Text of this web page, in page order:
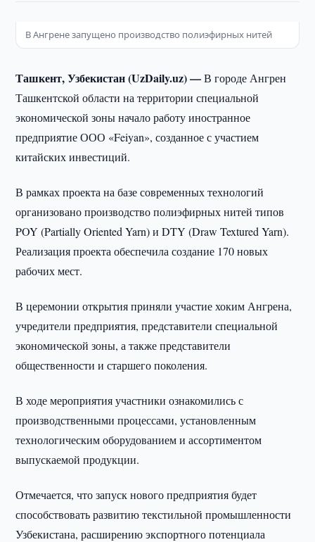
В Ангрене запущено производство полиэфирных нитей
Ташкент, Узбекистан (UzDaily.uz) —В городе Ангрен
Ташкентской области на территории специальной
экономической зоны начало работу иностранное
предприятие ООО «Feiyan», созданное с участием
китайских инвестиций.
В рамках проекта на базе современных технологий
организовано производство полиэфирных нитей типов
POY (Partially Oriented Yarn) и DTY (Draw Textured Yarn).
Реализация проекта обеспечила создание 170 новых
рабочих мест.
В церемонии открытия приняли участие хоким Ангрена,
учредители предприятия, представители специальной
экономической зоны, а также представители
общественности и старшего поколения.
В ходе мероприятия участники ознакомились с
производственными процессами, установленным
технологическим оборудованием и ассортиментом
выпускаемой продукции.
Отмечается, что запуск нового предприятия будет
способствовать развитию текстильной промышленности
Узбекистана, расширению экспортного потенциала